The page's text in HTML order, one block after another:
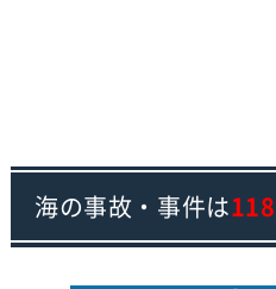
海の事故・事件は118